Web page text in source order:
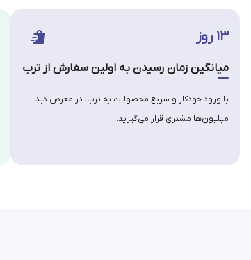
۱۳ روز
میانگین زمان رسیدن به اولین سفارش از ترب
با ورود خودکار و سریع محصولات به ترب، در معرض دید
میلیون‌ها مشتری قرار می‌گیرید.